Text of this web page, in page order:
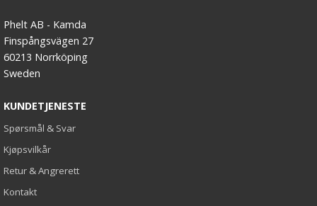
Phelt AB - Kamda
Finspångsvägen 27
60213 Norrköping
Sweden
KUNDETJENESTE
Spørsmål & Svar
Kjøpsvilkår
Retur & Angrerett
Kontakt